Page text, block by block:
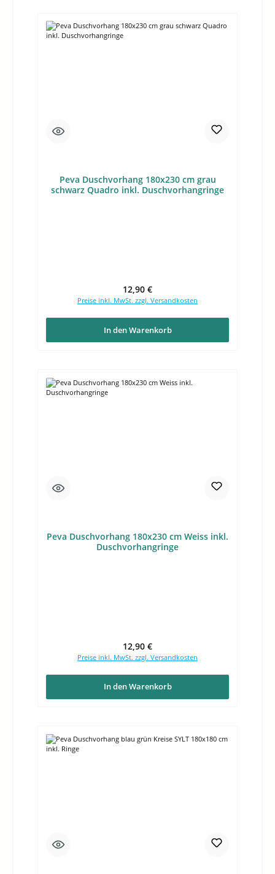
Peva Duschvorhang 180x230 cm grau
schwarz Quadro inkl. Duschvorhangringe
Regulärer Preis:
12,90 €
Preise inkl. MwSt. zzgl. Versandkosten
In den Warenkorb
Peva Duschvorhang 180x230 cm Weiss inkl.
Duschvorhangringe
Regulärer Preis:
12,90 €
Preise inkl. MwSt. zzgl. Versandkosten
In den Warenkorb